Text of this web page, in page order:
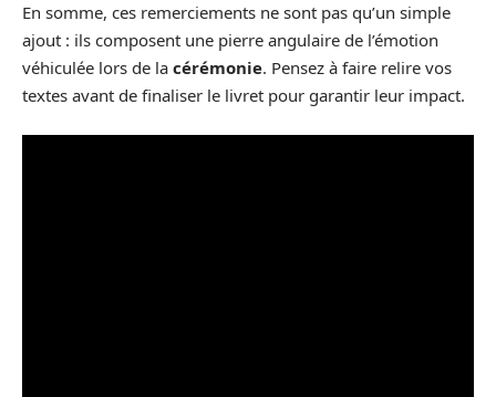
En somme, ces remerciements ne sont pas qu’un simple
ajout : ils composent une pierre angulaire de l’émotion
véhiculée lors de la cérémonie. Pensez à faire relire vos
textes avant de finaliser le livret pour garantir leur impact.